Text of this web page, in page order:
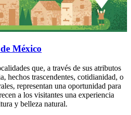
México
que, a través de sus atributos
hechos trascendentes, cotidianidad, o
representan una oportunidad para
a los visitantes una experiencia
y belleza natural.